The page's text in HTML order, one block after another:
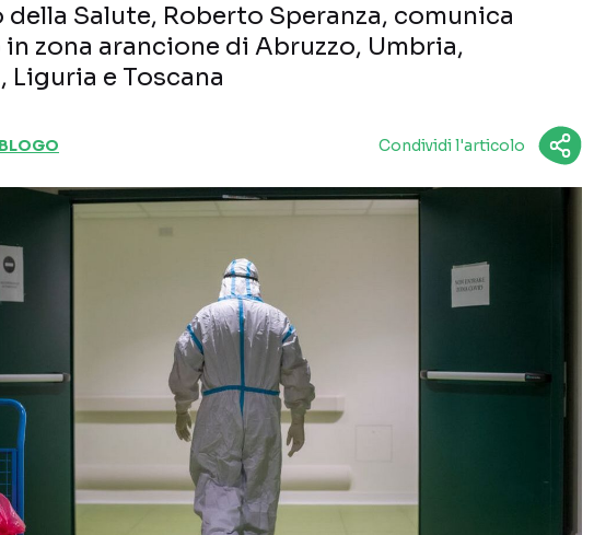
Salute, Roberto Speranza, comunica
in zona arancione di Abruzzo, Umbria,
Liguria e Toscana
Condividi l'articolo